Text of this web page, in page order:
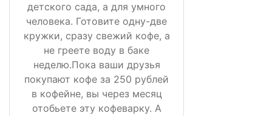
детского сада, а для умного
человека. Готовите одну-две
кружки, сразу свежий кофе, а
не греете воду в баке
неделю.Пока ваши друзья
покупают кофе за 250 рублей
в кофейне, вы через месяц
отобьете эту кофеварку. А